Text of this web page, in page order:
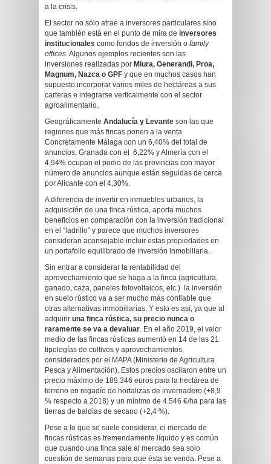
a la crisis.
El sector no sólo atrae a inversores particulares sino
que también está en el punto de mira de inversores
institucionales como fondos de inversión o family
offices. Algunos ejemplos recientes son las
inversiones realizadas por Miura, Generandi, Proa,
Magnum, Nazca o GPF y que en muchos casos han
supuesto incorporar varios miles de hectáreas a sus
carteras e integrarse verticalmente con el sector
agroalimentario.
Geográficamente Andalucía y Levante son las que
regiones que más fincas ponen a la venta.
Concretamente Málaga con un 6,40% del total de
anuncios, Granada con el 6,22% y Almería con el
4,94% ocupan el podio de las provincias con mayor
número de anuncios aunque están seguidas de cerca
por Alicante con el 4,30%.
A diferencia de invertir en inmuebles urbanos, la
adquisición de una finca rústica, aporta muchos
beneficios en comparación con la inversión tradicional
en el “ladrillo” y parece que muchos inversores
consideran aconsejable incluir estas propiedades en
un portafolio equilibrado de inversión inmobiliaria.
Sin entrar a considerar la rentabilidad del
aprovechamiento que se haga a la finca (agricultura,
ganado, caza, paneles fotovoltaicos, etc.) la inversión
en suelo rústico va a ser mucho más confiable que
otras alternativas inmobiliarias. Y esto es así, ya que al
adquirir una finca rústica, su precio nunca o
raramente se va a devaluar. En el año 2019, el valor
medio de las fincas rústicas aumentó en 14 de las 21
tipologías de cultivos y aprovechamientos,
considerados por el MAPA (Ministerio de Agricultura
Pesca y Alimentación). Estos precios oscilaron entre un
precio máximo de 189.346 euros para la hectárea de
terreno en regadío de hortalizas de invernadero (+8,9
% respecto a 2018) y un mínimo de 4.546 €/ha para las
tierras de baldías de secano (+2,4 %).
Pese a lo que se suele considerar, el mercado de
fincas rústicas es tremendamente líquido y es común
que cuando una finca sale al mercado sea solo
cuestión de semanas para que ésta se venda. Pese a